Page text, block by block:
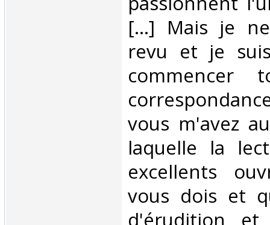
[...] Mais je
revu et je
vous m'avez
laquelle la
excellents
vous dois et
d'érudition et